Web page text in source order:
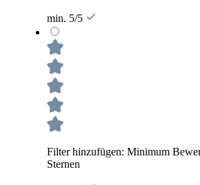
min. 5/5
Filter hinzufügen: Minimum
Sternen